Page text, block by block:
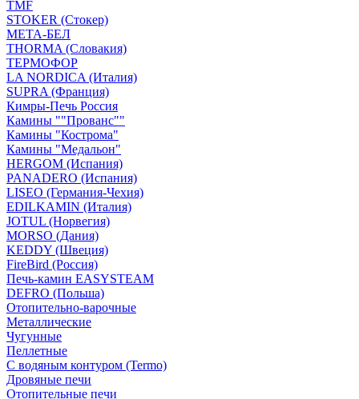
TMF
STOKER (Стокер)
МЕТА-БЕЛ
THORMA (Словакия)
ТЕРМОФОР
LA NORDICA (Италия)
SUPRA (Франция)
Кимры-Печь Россия
Камины ""Прованс""
Камины "Кострома"
Камины "Медальон"
HERGOM (Испания)
PANADERO (Испания)
LISEO (Германия-Чехия)
EDILKAMIN (Италия)
JOTUL (Норвегия)
MORSO (Дания)
KEDDY (Швеция)
FireBird (Россия)
Печь-камин EASYSTEAM
DEFRO (Польша)
Отопительно-варочные
Металлические
Чугунные
Пеллетные
С водяным контуром (Termo)
Дровяные печи
Отопительные печи